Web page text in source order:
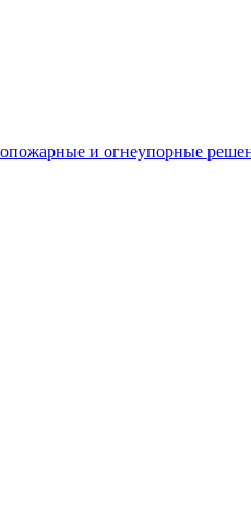
и огнеупорные